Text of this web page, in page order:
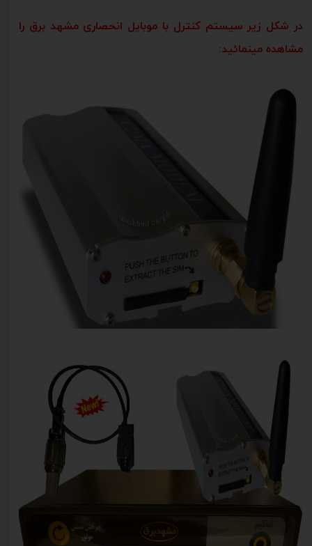
در شکل زیر سیستم کنترل با موبایل انحصاری مشهد برق را
مشاهده مینمائید: